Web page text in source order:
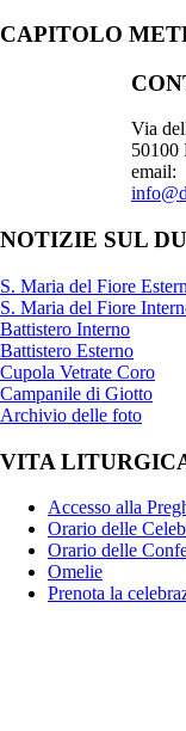
CAPITOLO
Via
50100
email:
NOTIZIE SUL
S. Maria del Fiore
S. Maria del Fiore
Battistero Interno
Battistero Esterno
Cupola Vetrate Coro
Campanile di Giotto
Archivio delle foto
VITA
Accesso alla
Orario delle
Orario delle
Omelie
Prenota la